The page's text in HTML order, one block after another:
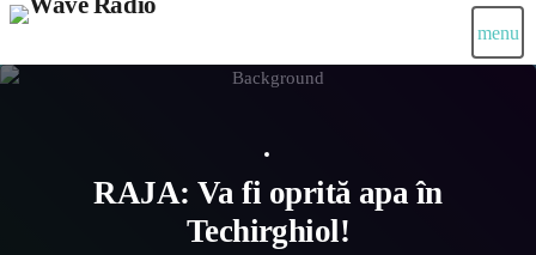
menu
RAJA: Va fi oprită apa în
Techirghiol!